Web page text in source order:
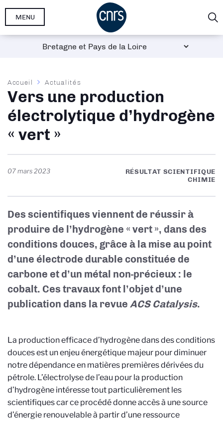
Aller
MENU
Fil
d'Ariane
Accueil Actualités
Vers une production
électrolytique d’hydrogène
« vert »
07 mars 2023
RÉSULTAT SCIENTIFIQUE
CHIMIE
Des scientifiques viennent de réussir à
produire de l’hydrogène « vert », dans des
conditions douces, grâce à la mise au point
d’une électrode durable constituée de
carbone et d’un métal non-précieux : le
cobalt. Ces travaux font l’objet d’une
publication dans la revue ACS Catalysis.
La production efficace d’hydrogène dans des conditions
douces est un enjeu énergétique majeur pour diminuer
notre dépendance en matières premières dérivées du
pétrole. L’électrolyse de l’eau pour la production
d’hydrogène intéresse tout particulièrement les
scientifiques car ce procédé donne accès à une source
d’énergie renouvelable à partir d’une ressource